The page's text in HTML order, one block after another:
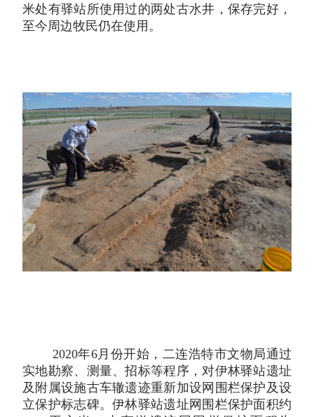
米处有驿站所使用过的两处古水井，保存完好，
至今周边牧民仍在使用。
2020年6月份开始，二连浩特市文物局通过
实地勘察、测量、招标等程序，对伊林驿站遗址
及附属设施古车辙遗迹重新加设网围栏保护及设
立保护标志碑。伊林驿站遗址网围栏保护面积约